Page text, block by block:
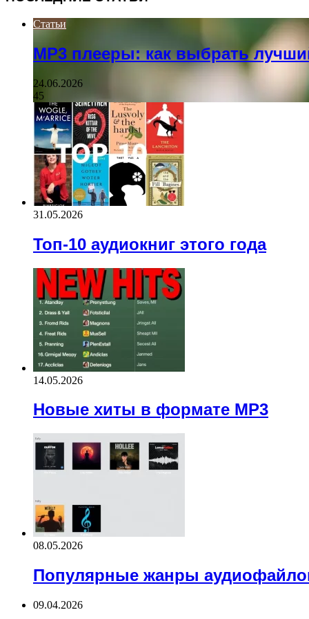
Статьи
MP3 плееры: как выбрать
24.06.2026
45
31.05.2026
Топ-10 аудиокниг этого года
14.05.2026
Новые хиты в формате MP3
08.05.2026
Популярные жанры
09.04.2026